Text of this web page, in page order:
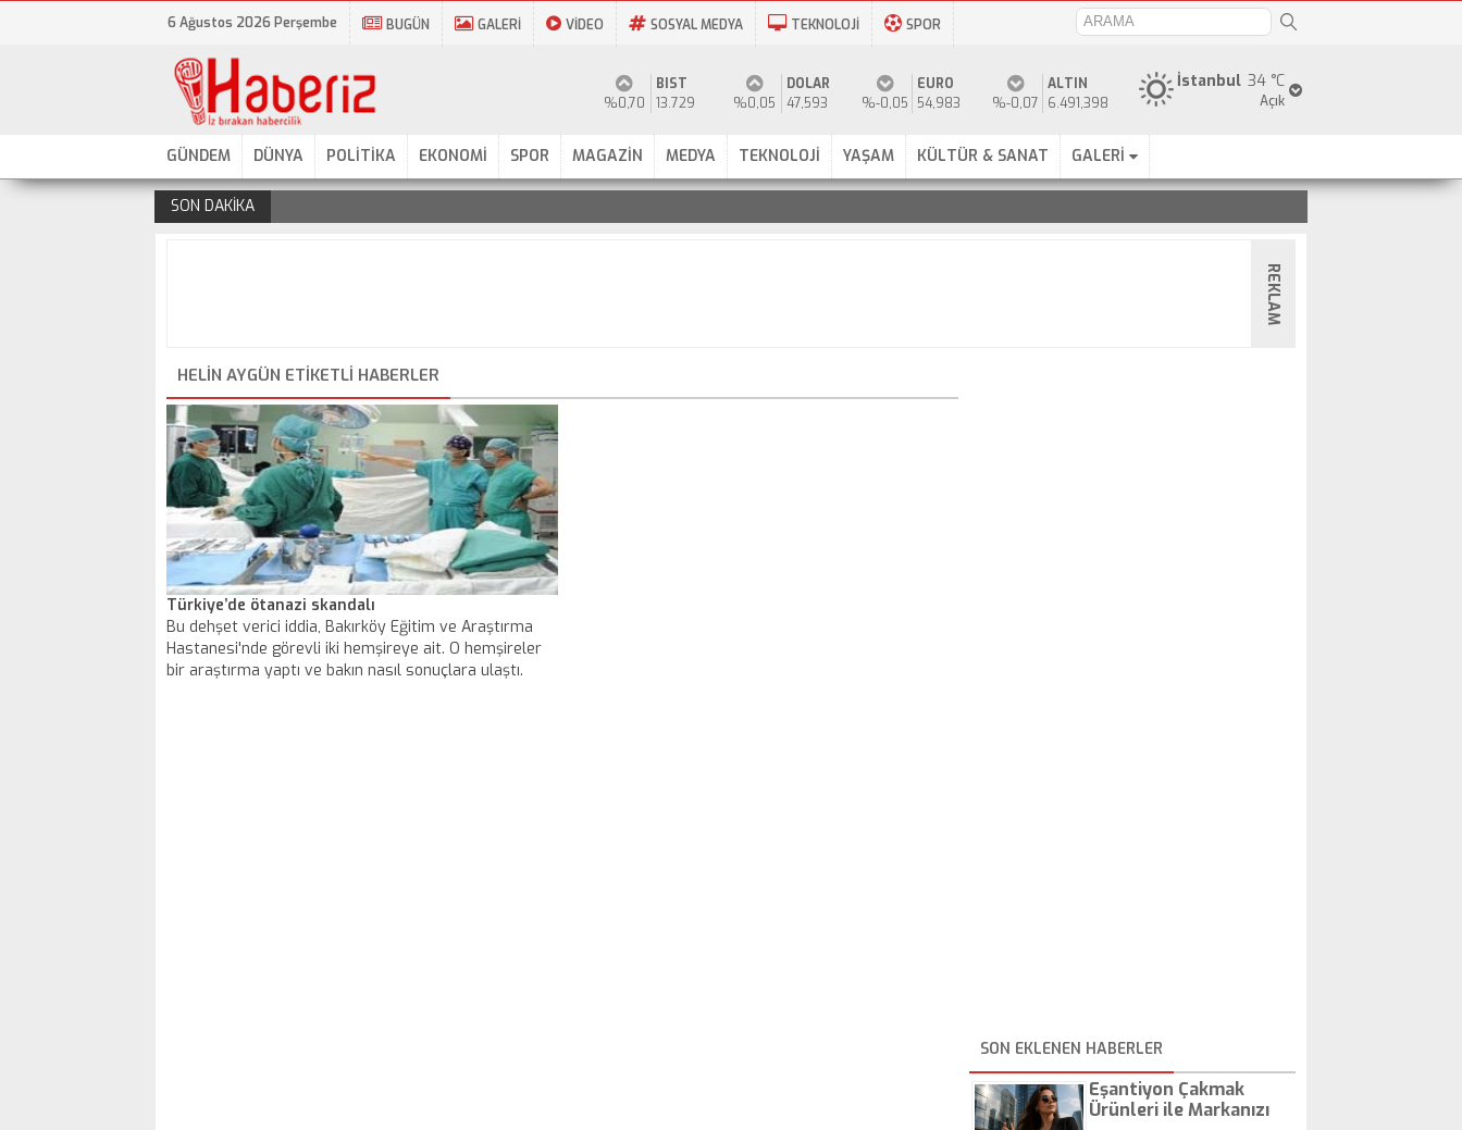
6 Ağustos 2026 Perşembe BUGÜN GALERİ VİDEO SOSYAL MEDYA TEKNOLOJİ SPOR
34 °C
İstanbul
Açık
%0,70
BIST
13.729
%0,05
DOLAR
47,593
%-0,05
EURO
54,983
%-0,07
ALTIN
6.491,398
GÜNDEM DÜNYA POLİTİKA EKONOMİ SPOR MAGAZİN MEDYA TEKNOLOJİ YAŞAM KÜLTÜR & SANAT GALERİ
SON DAKİKA
REKLAM
HELIN AYGÜN ETIKETLI HABERLER
Türkiye’de ötanazi skandalı
Bu dehşet verici iddia, Bakırköy Eğitim ve Araştırma
Hastanesi'nde görevli iki hemşireye ait. O hemşireler
bir araştırma yaptı ve bakın nasıl sonuçlara ulaştı.
SON EKLENEN HABERLER
Eşantiyon Çakmak
Ürünleri ile Markanızı